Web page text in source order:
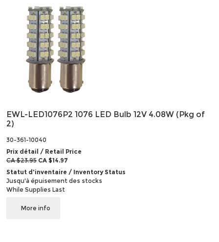
EWL-LED1076P2 1076 LED Bulb 12V 4.08W (Pkg of
2)
30-361-10040
Prix détail / Retail Price
CA $23.95CA $14.97
Statut d'inventaire / Inventory Status
Jusqu'à épuisement des stocks
While Supplies Last
More info